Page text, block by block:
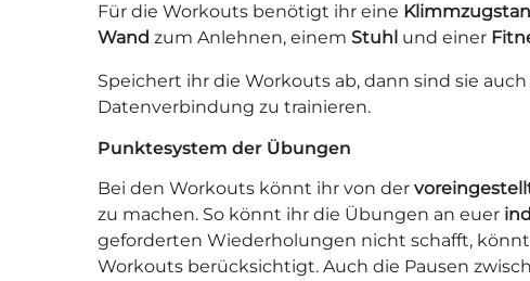
Für die Workouts benötigt ihr eine
Wand zum Anlehnen, einem Stuhl und einer
Speichert ihr die Workouts ab, dann sind sie auch
Datenverbindung zu trainieren.
Punktesystem der Übungen
Bei den Workouts könnt ihr von der
zu machen. So könnt ihr die Übungen an euer
geforderten Wiederholungen nicht schafft,
Workouts berücksichtigt. Auch die Pausen